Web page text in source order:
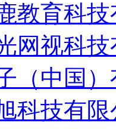
教育科
网视科
（中国
科技有